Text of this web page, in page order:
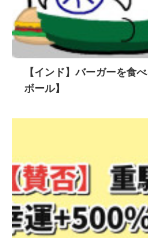
【インド】バーガーを食
ボール】